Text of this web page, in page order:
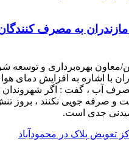
به مصرف
معاون بهره‌برداری و
با اشاره به افزایش دمای
آب ، گفت : اگر
و صرفه جویی نکنند ، بروز
جدی است.